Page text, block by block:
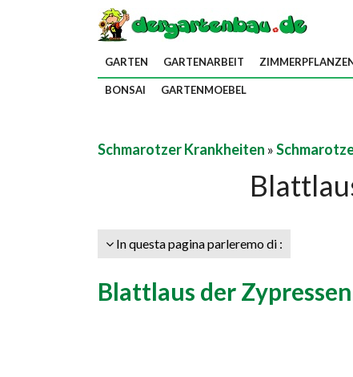
GARTEN GARTENARBEIT
BONSAI GARTENMOEBEL
Schmarotzer Krankheiten »
In questa pagina parleremo di :
Blattlaus der Zypressen